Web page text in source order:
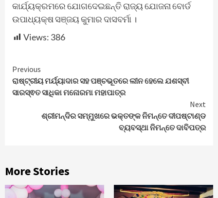
କାର୍ଯ୍ୟକ୍ରମରେ ଯୋଗଦେଇଛନ୍ତି ରାଜ୍ୟ ଯୋଜନା ବୋର୍ଡ
ଉପାଧ୍ୟକ୍ଷ ସଞ୍ଜୟ କୁମାର ଦାସବର୍ମା ।
Views: 386
Continue
Reading
Previous
ରାଷ୍ଟ୍ରୀୟ ମର୍ଯ୍ୟାଦାର ସହ ପଞ୍ଚଭୂତରେ ଲୀନ ହେଲେ ଯଶସ୍ବୀ
ସାରସ୍ଵତ ସାଧିକା ମନୋରମା ମହାପାତ୍ର
Next
ଶ୍ରୀମନ୍ଦିର ସମ୍ମୁଖରେ ଭକ୍ତଙ୍କ ନିମନ୍ତେ ଦୀପଷ୍ଟାଣ୍ଡ
ବ୍ୟବସ୍ଥା ନିମନ୍ତେ ଦାବିପତ୍ର
More Stories